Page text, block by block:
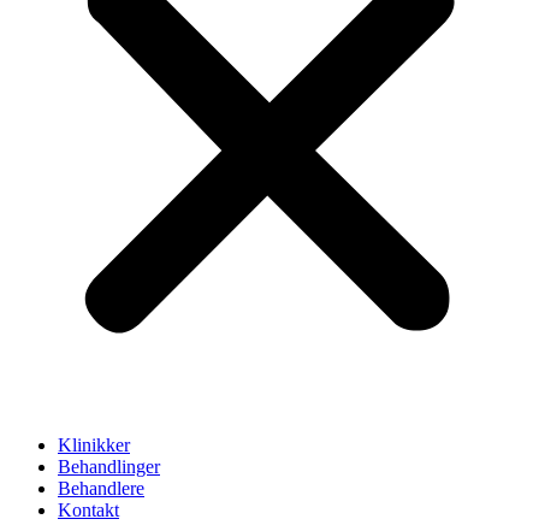
Klinikker
Behandlinger
Behandlere
Kontakt